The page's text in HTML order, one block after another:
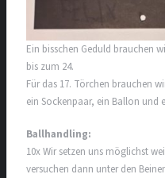
Ein bisschen Geduld brauchen
bis zum 24.
Für das 17. Törchen brauchen
ein Sockenpaar, ein Ballon und
Ballhandling:
10x Wir setzen uns möglichst
versuchen dann unter den